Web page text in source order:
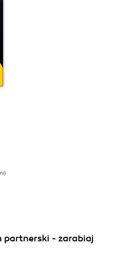
partnerski - zarabiaj